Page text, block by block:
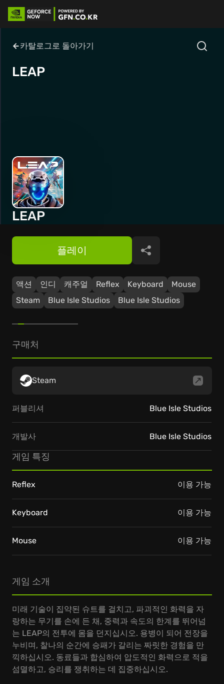
카탈로그로 돌아가기
LEAP
LEAP
액션 인디 캐주얼 Reflex Keyboard
Mouse
Steam
Blue Isle Studios Blue Isle Studios
플레이 공유
게임 소개
미래 기술이 집약된 슈트를 걸치고, 파괴적인 화력을 자
랑하는 무기를 손에 든 채, 중력과 속도의 한계를 뛰어넘
는 LEAP의 전투에 몸을 던지십시오. 용병이 되어 전장을
누비며, 찰나의 순간에 승패가 갈리는 짜릿한 경험을 만
끽하십시오. 동료들과 합심하여 압도적인 화력으로 적을
섬멸하고, 승리를 쟁취하는 데 집중하십시오.
구매처
Steam
퍼블리셔 Blue Isle Studios
개발사 Blue Isle Studios
게임 특징
Reflex 이용 가능
Keyboard 이용 가능
Mouse 이용 가능